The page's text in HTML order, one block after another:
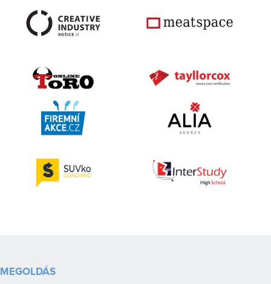
MEGOLDÁS